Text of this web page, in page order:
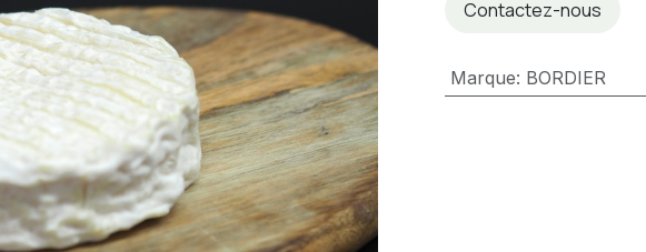
Contactez-nous
Marque: BORDIER